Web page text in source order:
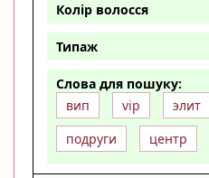
Колір волосся
Типаж
Слова для пошуку:
вип
vip элит
подруги
центр